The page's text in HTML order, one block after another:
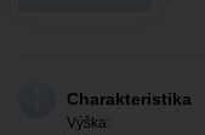
Charakteristika
Výška: